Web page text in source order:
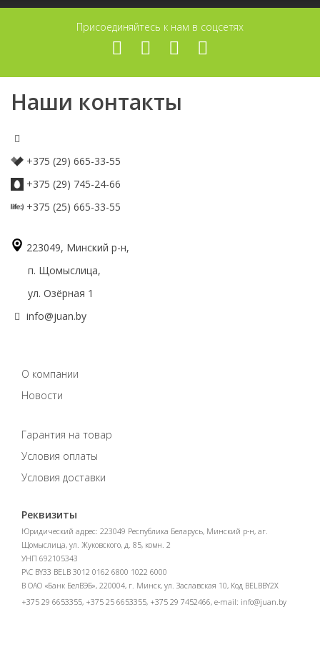
Присоединяйтесь к нам в соцсетях
Наши контакты
+375 (29) 665-33-55
+375 (29) 745-24-66
+375 (25) 665-33-55
223049, Минский р-н,
п. Щомыслица,
ул. Озёрная 1
info@juan.by
О компании
Новости
Гарантия на товар
Условия оплаты
Условия доставки
Реквизиты
Юридический адрес: 223049 Республика Беларусь, Минский р-н, аг.
Щомыслица, ул. Жуковского, д. 85, комн. 2
УНП 692105343
Р\С BY33 BELB 3012 0162 6800 1022 6000
В ОАО «Банк БелВЭБ», 220004, г. Минск, ул. Заславская 10, Код BELBBY2X
+375 29 6653355, +375 25 6653355, +375 29 7452466, e-mail: info@juan.by